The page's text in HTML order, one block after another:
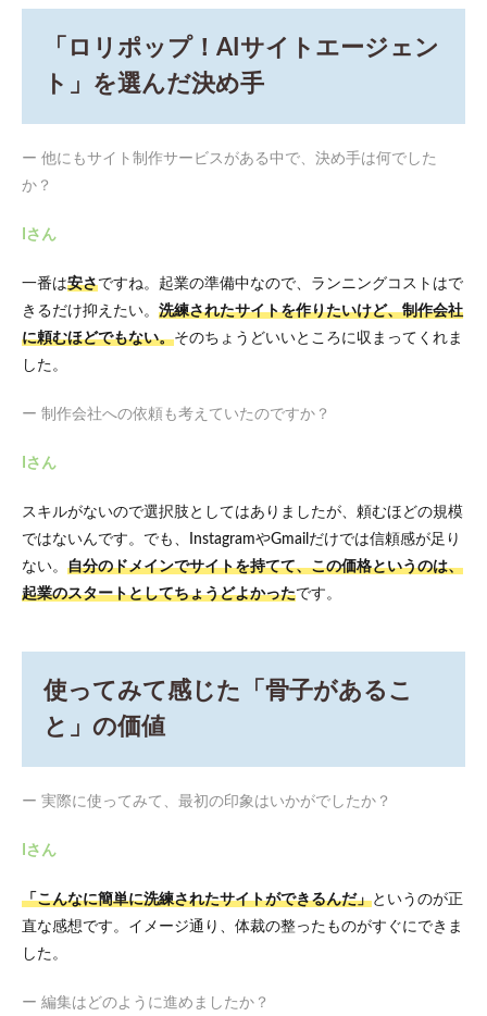
「ロリポップ！AIサイトエージェン
ト」を選んだ決め手
ー 他にもサイト制作サービスがある中で、決め手は何でした
か？
Iさん
一番は安さですね。起業の準備中なので、ランニングコストはで
きるだけ抑えたい。 洗練されたサイトを作りたいけど、制作会社
に頼むほどでもない。そのちょうどいいところに収まってくれま
した。
ー 制作会社への依頼も考えていたのですか？
Iさん
スキルがないので選択肢としてはありましたが、頼むほどの規模
ではないんです。でも、InstagramやGmailだけでは信頼感が足り
ない。 自分のドメインでサイトを持てて、この価格というのは、
起業のスタートとしてちょうどよかったです。
使ってみて感じた「骨子があるこ
と」の価値
ー 実際に使ってみて、最初の印象はいかがでしたか？
Iさん
「こんなに簡単に洗練されたサイトができるんだ」というのが正
直な感想です。イメージ通り、体裁の整ったものがすぐにできま
した。
ー 編集はどのように進めましたか？